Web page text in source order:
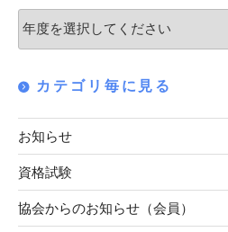
ョ
ン
カテゴリ毎に見る
お知らせ
資格試験
協会からのお知らせ（会員）